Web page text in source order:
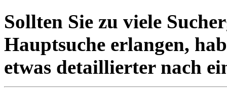
Sollten Sie zu viele
Hauptsuche erlangen,
etwas detaillierter nach